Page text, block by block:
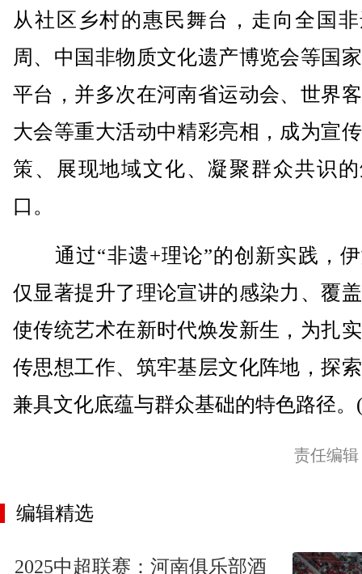
从社区乡村的惠民舞台，走向全国
周、中国非物质文化遗产博览会等国
平台，并多次在河南省运动会、世界
大会等重大活动中精彩亮相，成为宣
策、展现地域文化、凝聚群众共识
口。
通过“非遗+理论”的创新实践，伊
仅显著提升了理论宣讲的感染力、覆
使传统艺术在新时代焕发新生，为扎
传思想工作、筑牢基层文化阵地，探
兼具文化底蕴与群众基础的特色路径。
责任编
编辑精选
2025中超联赛：河南俱乐部酒